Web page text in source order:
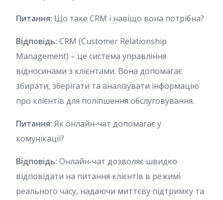
Питання: Що таке CRM і навіщо вона потрібна?
Відповідь: CRM (Customer Relationship
Management) – це система управління
відносинами з клієнтами. Вона допомагає
збирати, зберігати та аналізувати інформацію
про клієнтів для поліпшення обслуговування.
Питання: Як онлайн-чат допомагає у
комунікації?
Відповідь: Онлайн-чат дозволяє швидко
відповідати на питання клієнтів в режимі
реального часу, надаючи миттєву підтримку та